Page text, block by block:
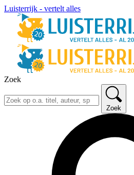
Luisterrijk - vertelt alles
Zoek
Zoek